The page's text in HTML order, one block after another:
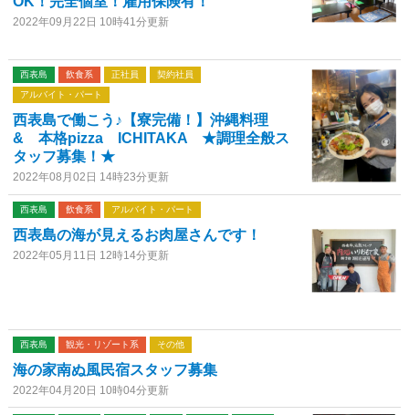
2022年09月22日 10時41分更新
西表島 飲食系 正社員
契約社員
アルバイト・パート
西表島で働こう♪【寮完備！】沖縄料理
& 本格pizza ICHITAKA ★調理全般ス
タッフ募集！★
2022年08月02日 14時23分更新
西表島 飲食系 アルバイト・パート
西表島の海が見えるお肉屋さんです！
2022年05月11日 12時14分更新
西表島 観光・リゾート系 その他
海の家南ぬ風民宿スタッフ募集
2022年04月20日 10時04分更新